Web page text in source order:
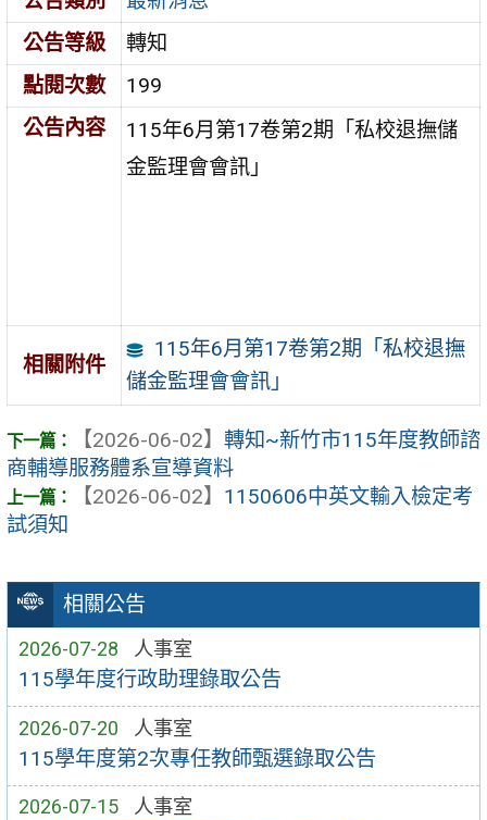
相關公告
2026-07-28 人事室
115學年度行政助理錄取公告
2026-07-20 人事室
115學年度第2次專任教師甄選錄取公告
2026-07-15 人事室
公告等級
轉知
點閱次數
199
公告內容
115年6月第17卷第2期「私校退撫儲
金監理會會訊」
相關附件
115年6月第17卷第2期「私校退撫
儲金監理會會訊」
【2026-06-02】 轉知~新竹市115年度教師諮
商輔導服務體系宣導資料
【2026-06-02】 1150606中英文輸入檢定考
試須知